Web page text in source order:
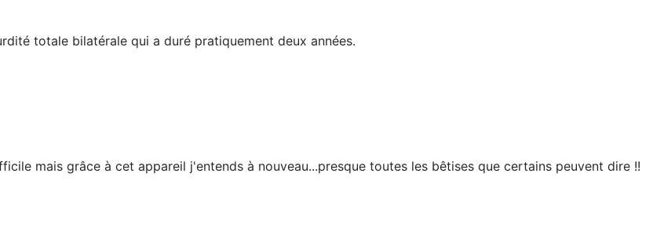
totale bilatérale qui a duré pratiquement deux années.
mais grâce à cet appareil j'entends à nouveau...presque toutes les bêtises que certains peuvent dire !!